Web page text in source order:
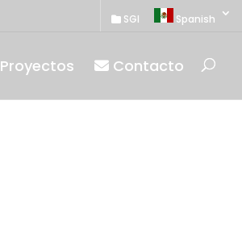
SGI Spanish
Proyectos Contacto